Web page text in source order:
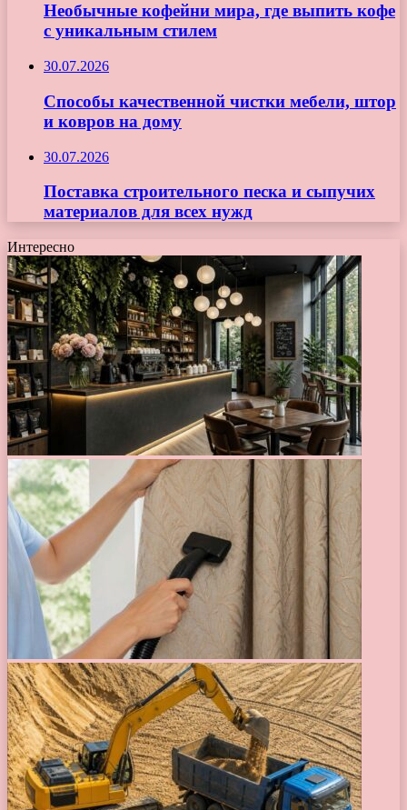
Необычные кофейни мира, где выпить кофе
с уникальным стилем
30.07.2026
Способы качественной чистки мебели, штор
и ковров на дому
30.07.2026
Поставка строительного песка и сыпучих
материалов для всех нужд
Интересно